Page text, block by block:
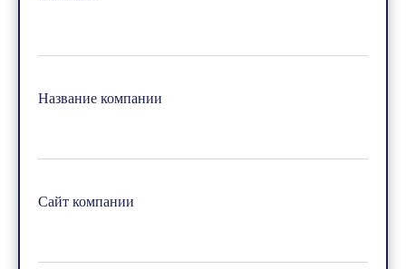
Название компании
Сайт компании